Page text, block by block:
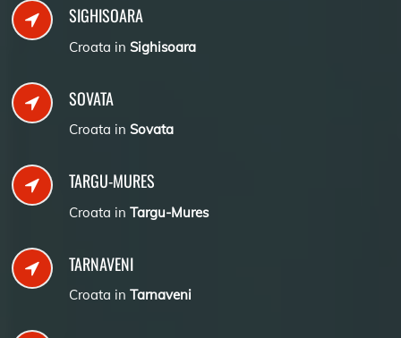
SIGHISOARA
Croata in Sighisoara
SOVATA
Croata in Sovata
TARGU-MURES
Croata in Targu-Mures
TARNAVENI
Croata in Tarnaveni